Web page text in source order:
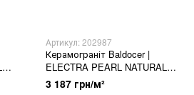
Артикул: 202987
Керамограніт Baldocer |
ELECTRA PEARL NATURAL
120X120
3 187 грн/м²